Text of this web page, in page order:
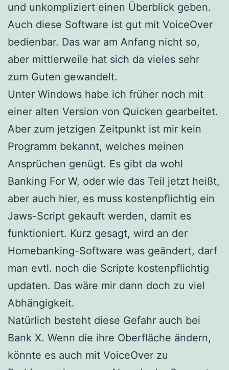
und unkompliziert einen Überblick geben.
Auch diese Software ist gut mit VoiceOver
bedienbar. Das war am Anfang nicht so,
aber mittlerweile hat sich da vieles sehr
zum Guten gewandelt.
Unter Windows habe ich früher noch mit
einer alten Version von Quicken gearbeitet.
Aber zum jetzigen Zeitpunkt ist mir kein
Programm bekannt, welches meinen
Ansprüchen genügt. Es gibt da wohl
Banking For W, oder wie das Teil jetzt heißt,
aber auch hier, es muss kostenpflichtig ein
Jaws-Script gekauft werden, damit es
funktioniert. Kurz gesagt, wird an der
Homebanking-Software was geändert, darf
man evtl. noch die Scripte kostenpflichtig
updaten. Das wäre mir dann doch zu viel
Abhängigkeit.
Natürlich besteht diese Gefahr auch bei
Bank X. Wenn die ihre Oberfläche ändern,
könnte es auch mit VoiceOver zu